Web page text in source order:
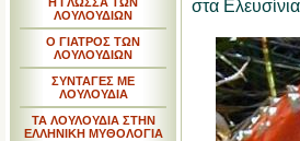
ΛΟΥΛΟΥΔΙΩΝ
Ο ΓΙΑΤΡΟΣ ΤΩΝ
ΛΟΥΛΟΥΔΙΩΝ
ΣΥΝΤΑΓΕΣ ΜΕ
ΛΟΥΛΟΥΔΙΑ
ΤΑ ΛΟΥΛΟΥΔΙΑ ΣΤΗΝ
ΕΛΛΗΝΙΚΗ ΜΥΘΟΛΟΓΙΑ
στα